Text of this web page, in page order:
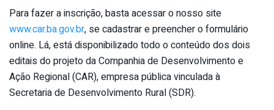
Para fazer a inscrição, basta acessar o nosso site
www.car.ba.gov.br, se cadastrar e preencher o formulário
online. Lá, está disponibilizado todo o conteúdo dos dois
editais do projeto da Companhia de Desenvolvimento e
Ação Regional (CAR), empresa pública vinculada à
Secretaria de Desenvolvimento Rural (SDR).